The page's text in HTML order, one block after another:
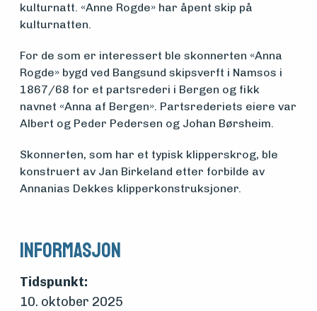
Vern,
vedlikehold
og drift
Om
foreningen
Arrangementer
kulturnatt. «Anne Rogde» har åpent skip på
kulturnatten.
For de som er interessert ble skonnerten «Anna
Rogde» bygd ved Bangsund skipsverft i Namsos i
1867/68 for et partsrederi i Bergen og fikk
navnet «Anna af Bergen». Partsrederiets eiere var
Albert og Peder Pedersen og Johan Børsheim.
Skonnerten, som har et typisk klipperskrog, ble
konstruert av Jan Birkeland etter forbilde av
Annanias Dekkes klipperkonstruksjoner.
Informasjon
Tidspunkt:
10. oktober 2025